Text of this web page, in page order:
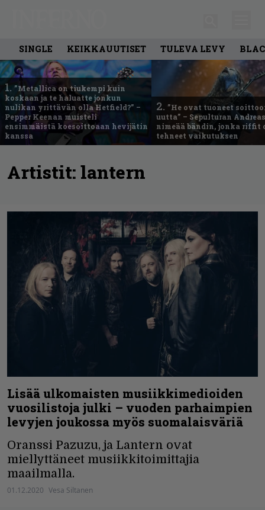
SINGLE KEIKKAUUTISET TULEVA LEVY
1. ”Metallica on tiukempi kuin
koskaan ja te haluatte jonkun
nulikan yrittävän olla Hetfield?” –
Pepper Keenan muisteli
ensimmäistä koesoittoaan hevijätin
kanssa
2. ”He ovat tuoneet
uutta” – Sepulturan
nimeää bändin, jonka riffit
tehneet vaikutuksen
Artistit: lantern
Lisää ulkomaisten musiikkimedioiden
vuosilistoja julki – vuoden parhaimpien
levyjen joukossa myös suomalaisväriä
Oranssi Pazuzu, ja Lantern ovat
miellyttäneet musiikkitoimittajia
maailmalla.
01.12.2020 Vesa Siltanen